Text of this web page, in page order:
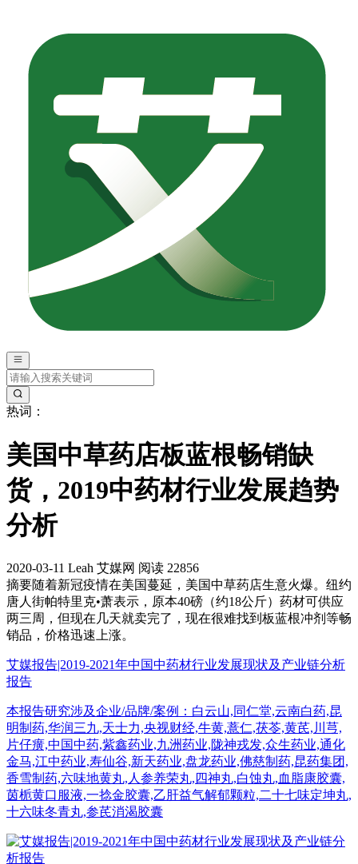
热词：
美国中草药店板蓝根畅销缺
货，2019中药材行业发展趋势
分析
2020-03-11 Leah 艾媒网 阅读 22856
摘要随着新冠疫情在美国蔓延，美国中草药店生意火爆。纽约
唐人街帕特里克•萧表示，原本40磅（约18公斤）药材可供应
两三周，但现在几天就卖完了，现在很难找到板蓝根冲剂等畅
销品，价格迅速上涨。
艾媒报告|2019-2021年中国中药材行业发展现状及产业链分析
报告
本报告研究涉及企业/品牌/案例：白云山,同仁堂,云南白药,昆
明制药,华润三九,天士力,央视财经,牛黄,薏仁,茯苓,黄芪,川芎,
片仔癀,中国中药,紫鑫药业,九洲药业,陇神戎发,众生药业,通化
金马,江中药业,寿仙谷,新天药业,盘龙药业,佛慈制药,昆药集团,
香雪制药,六味地黄丸,人参养荣丸,四神丸,白蚀丸,血脂康胶囊,
茵栀黄口服液,一捻金胶囊,乙肝益气解郁颗粒,二十七味定坤丸,
十六味冬青丸,参芪消渴胶囊